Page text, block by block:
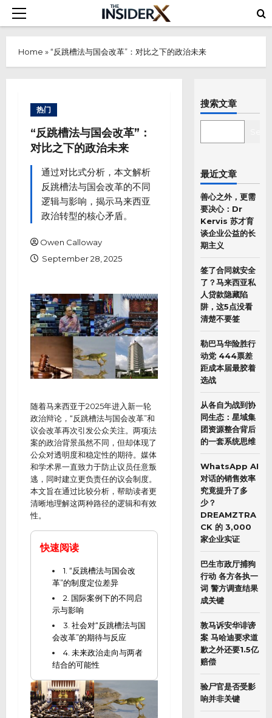
Skip
Primary
Home »“反跳槽法与国会改革”：对比之下的政治未来
热门
“反跳槽法与国会改革”：
对比之下的政治未来
通过对比式分析，本文解析
反跳槽法与国会改革的不同
逻辑与影响，揭示马来西亚
政治转型的核心矛盾。
Owen Calloway
September 28, 2025
随着马来西亚于2025年进入新一轮
政治辩论，“反跳槽法与国会改革”和
议会改革再次引发公众关注。两项法
案的政治背景虽然不同，但却体现了
公众对透明度和稳定性的期待。媒体
和学术界一直致力于防止议员任意叛
逃，同时建立更负责任的议会制度。
本文旨在通过比较分析，帮助读者更
清晰地理解这两种路径的逻辑和有效
性。
快速阅读
1. “反跳槽法与国会改
革”的制度定位差异
2. 国际案例下的不同启
示与影响
3. 社会对“反跳槽法与国
会改革”的期待与反应
4. 未来政治走向与两者
结合的可能性
搜索文章
最近文章
善心之外，更需
要决心：Dr
Kervis 苏才育
谈企业公益的长
期主义
签了合同就安全
了？马来西亚私
人贷款隐藏陷
阱，这5点没看
清楚不要签
勒巴马华险胜行
动党 444票差
距成本届最胶着
选战
从各自为战到协
同生态：星域集
团资源整合背后
的一套系统思维
WhatsApp AI
对话的销售效率
究竟提升了多
少？
DREAMZTRA
CK 的 3,000
家企业实证
巴生市政厅捕狗
行动 各方各执一
词 警方调查结果
成关键
敦马诉安华诽谤
案 马哈迪要求道
歉之外还要1.5亿
赔偿
验尸官是否受影
响并非关键